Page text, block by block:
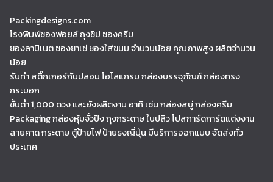
Packingdesigns.com
โรงพิมพ์ซองฟอยล์ ถุงซิป ซองครีม
ซองลามิเนต ซองซาเช่ ซองใส่ขนม จำนวนน้อย คุณภาพสูง ผลิตจำนวน
น้อย
รับทำ สติ๊กเกอร์กันปลอม โฮโลแกรม กล่องบรรจุภัณฑ์ กล่องทรง
กระบอก
ขั้นต่ำ 1,000 ดวง และยังผลิตงาน อาทิ เช่น กล่องสบู่ กล่องครีม
Packaging กล่องหุ้มจั่วปัง ถุงกระดาษ ใบปลิว โปสการ์ดการ์ดแต่งงาน
สายคาด กระดาษ ตู้ป้ายไฟ ป้ายธงญี่ปุ่น มีบริการออกแบบ จัดส่งทั่ว
ประเทศ